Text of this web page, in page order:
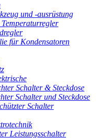
und -ausrüstung
für Kondensatoren
Schalter & Steckdose
Schalter und Steckdose
Schalter
Leistungsschalter